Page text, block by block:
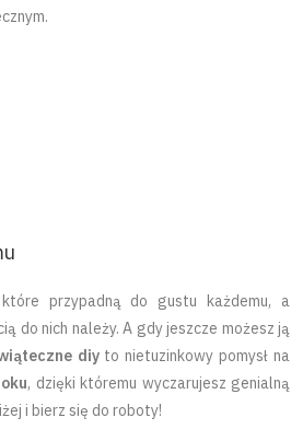
przypadną do gustu każdemu, a
do nich należy. A gdy jeszcze możesz ją
diyto nietuzinkowy pomysł na
, dzięki któremu wyczarujesz genialną
i bierz się do roboty!